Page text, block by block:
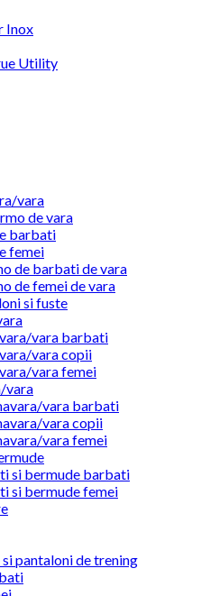
Inox
Utility
vara
de vara
barbati
femei
de barbati de vara
de femei de vara
si fuste
vara barbati
vara copii
vara femei
vara
vara barbati
vara copii
vara femei
si bermude barbati
si bermude femei
pantaloni de trening